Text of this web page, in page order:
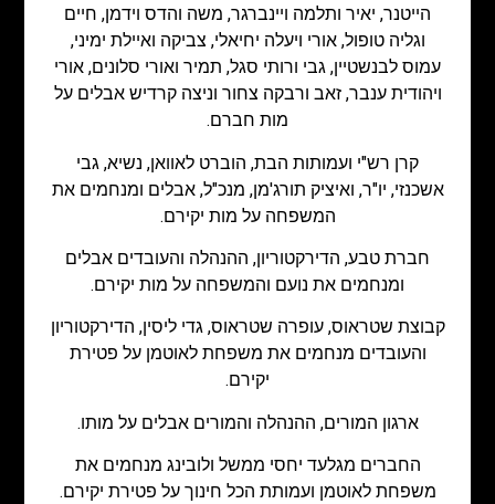
הייטנר, יאיר ותלמה ויינברגר, משה והדס וידמן, חיים
וגליה טופול, אורי ויעלה יחיאלי, צביקה ואיילת ימיני,
עמוס לבנשטיין, גבי ורותי סגל, תמיר ואורי סלונים, אורי
ויהודית ענבר, זאב ורבקה צחור וניצה קרדיש אבלים על
מות חברם.
קרן רש"י ועמותות הבת, הוברט לאוואן, נשיא, גבי
אשכנזי, יו"ר, ואיציק תורג'מן, מנכ"ל, אבלים ומנחמים את
המשפחה על מות יקירם.
חברת טבע, הדירקטוריון, ההנהלה והעובדים אבלים
ומנחמים את נועם והמשפחה על מות יקירם.
קבוצת שטראוס, עופרה שטראוס, גדי ליסין, הדירקטוריון
והעובדים מנחמים את משפחת לאוטמן על פטירת
יקירם.
ארגון המורים, ההנהלה והמורים אבלים על מותו.
החברים מגלעד יחסי ממשל ולובינג מנחמים את
משפחת לאוטמן ועמותת הכל חינוך על פטירת יקירם.